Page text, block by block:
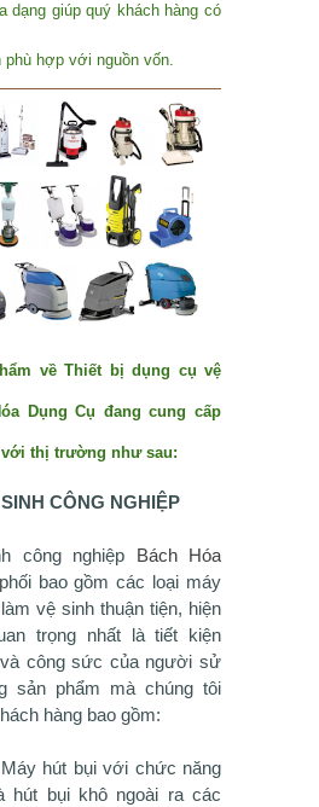
dạng giúp quý khách hàng có
hợp với nguồn vốn.
về Thiết bị dụng cụ vệ
Dụng Cụ đang cung cấp
thị trường như sau:
CÔNG NGHIỆP
công nghiệp Bách Hóa
bao gồm các loại máy
vệ sinh thuận tiện, hiện
trọng nhất là tiết kiện
công sức của người sử
sản phẩm mà chúng tôi
hàng bao gồm:
Máy hút bụi với chức năng
hút bụi khô ngoài ra các